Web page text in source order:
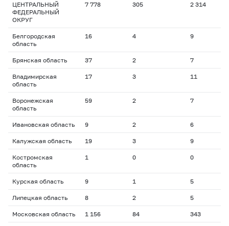
ЦЕНТРАЛЬНЫЙ
ФЕДЕРАЛЬНЫЙ
ОКРУГ
7 778 305 2 314
Белгородская
область
16 4 9
Брянская область 37 2 7
Владимирская
область
17 3 11
Воронежская
область
59 2 7
Ивановская область 9 2 6
Калужская область 19 3 9
Костромская
область
1 0 0
Курская область 9 1 5
Липецкая область 8 2 5
Московская область 1 156 84 343